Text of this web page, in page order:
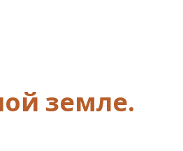
земле.